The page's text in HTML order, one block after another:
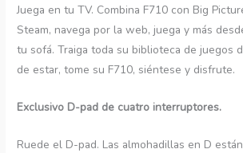
Juega en tu TV. Combina F710 con Big
Steam, navega por la web, juega y más
tu sofá. Traiga toda su biblioteca de juegos
de estar, tome su F710, siéntese y disfrute.
Exclusivo D-pad de cuatro interruptores.
Ruede el D-pad. Las almohadillas en D